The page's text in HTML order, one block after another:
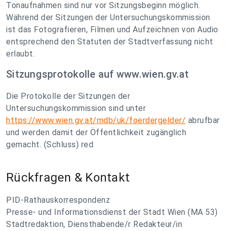
Tonaufnahmen sind nur vor Sitzungsbeginn möglich.
Während der Sitzungen der Untersuchungskommission
ist das Fotografieren, Filmen und Aufzeichnen von Audio
entsprechend den Statuten der Stadtverfassung nicht
erlaubt.
Sitzungsprotokolle auf www.wien.gv.at
Die Protokolle der Sitzungen der
Untersuchungskommission sind unter
https://www.wien.gv.at/mdb/uk/foerdergelder/ abrufbar
und werden damit der Öffentlichkeit zugänglich
gemacht. (Schluss) red
Rückfragen & Kontakt
PID-Rathauskorrespondenz
Presse- und Informationsdienst der Stadt Wien (MA 53)
Stadtredaktion, Diensthabende/r Redakteur/in